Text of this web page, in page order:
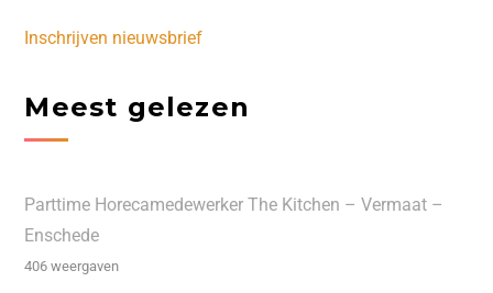
Inschrijven nieuwsbrief
Meest gelezen
Parttime Horecamedewerker The Kitchen – Vermaat –
Enschede
406 weergaven